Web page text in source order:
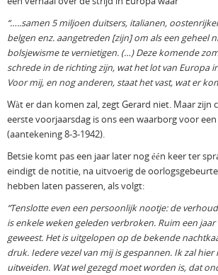
“…..samen 5 miljoen duitsers, italianen,
belgen enz. aangetreden [zijn] om als een geheel
bolsjewisme te vernietigen. (…) Deze komende
schrede in de richting zijn, wat het lot van Europa
Voor mij, en nog anderen, staat het vast, wat er
Wàt er dan komen zal, zegt Gerard niet. Maar zijn
eerste voorjaarsdag is ons een waarborg voor
(aantekening 8-3-1942).
Betsie komt pas een jaar later nog één keer ter
eindigt de notitie, na uitvoerig de
hebben laten passeren, als volgt:
“Tenslotte even een persoonlijk nootje: de
is enkele weken geleden verbroken. Ruim een
geweest. Het is uitgelopen op de bekende
druk. Iedere vezel van mij is gespannen. Ik zal hier
uitweiden. Wat wel gezegd moet worden is, dat